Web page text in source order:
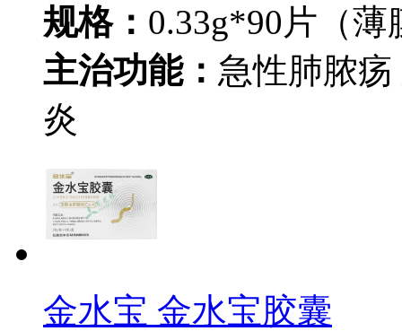
规格： 0.33g*90片（薄
主治功能： 急性肺脓
炎
金水宝 金水宝胶囊